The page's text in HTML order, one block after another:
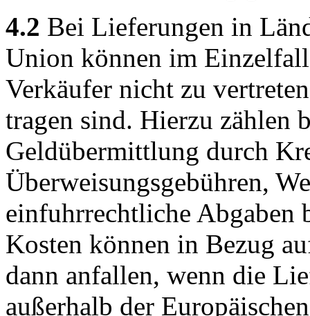
4.2 Bei Lieferungen in
Union können im
Verkäufer nicht zu
tragen sind. Hierzu zählen
Geldübermittlung durch
Überweisungsgebühren,
einfuhrrechtliche Abgaben
Kosten können in Bezug
dann anfallen, wenn die
außerhalb der